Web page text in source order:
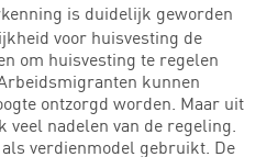
is duidelijk geworden
voor huisvesting de
om huisvesting te regelen
kunnen
ontzorgd worden. Maar uit
veel nadelen van de regeling.
verdienmodel gebruikt. De